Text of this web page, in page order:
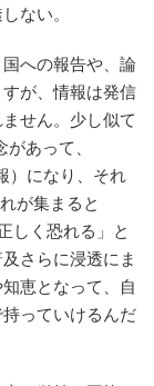
ない。
への報告や、論
が、情報は発信
せん。少し似て
あって、
）になり、それ
が集まると
しく恐れる」と
さらに浸透にま
恵となって、自
っていけるんだ